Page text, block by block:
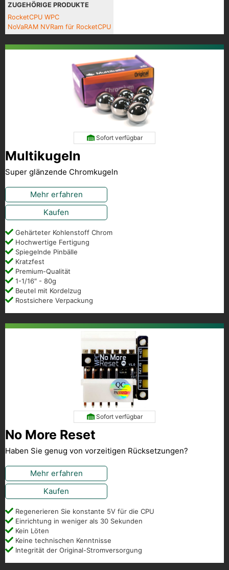
ZUGEHÖRIGE PRODUKTE
RocketCPU WPC
NoVaRAM NVRam für RocketCPU
Sofort verfügbar
Multikugeln
Super glänzende Chromkugeln
Mehr erfahren
Kaufen
Gehärteter Kohlenstoff Chrom
Hochwertige Fertigung
Spiegelnde Pinbälle
Kratzfest
Premium-Qualität
1-1/16″ - 80g
Beutel mit Kordelzug
Rostsichere Verpackung
Sofort verfügbar
No More Reset
Haben Sie genug von vorzeitigen Rücksetzungen?
Mehr erfahren
Kaufen
Regenerieren Sie konstante 5V für die CPU
Einrichtung in weniger als 30 Sekunden
Kein Löten
Keine technischen Kenntnisse
Integrität der Original-Stromversorgung